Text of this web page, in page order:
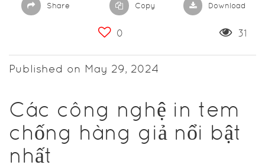
Share Copy Download
0 31
Published on May 29, 2024
Các công nghệ in tem
chống hàng giả nổi bật
nhất